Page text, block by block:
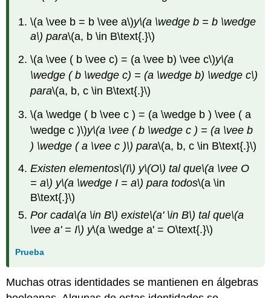
\(a \vee b = b \vee a\)y\(a \wedge b = b \wedge
a\) para\(a, b \in B\text{.}\)
\(a \vee ( b \vee c) = (a \vee b) \vee c\)y\(a
\wedge ( b \wedge c) = (a \wedge b) \wedge c\)
para\(a, b, c \in B\text{.}\)
\(a \wedge ( b \vee c ) = (a \wedge b ) \vee ( a
\wedge c )\)y\(a \vee ( b \wedge c ) = (a \vee b
) \wedge ( a \vee c )\) para\(a, b, c \in B\text{.}\)
Existen elementos\(I\) y\(O\) tal que\(a \vee O
= a\) y\(a \wedge I = a\) para todos\(a \in
B\text{.}\)
Por cada\(a \in B\) existe\(a' \in B\) tal que\(a
\vee a' = I\) y\(a \wedge a' = O\text{.}\)
Prueba
Muchas otras identidades se mantienen en álgebras